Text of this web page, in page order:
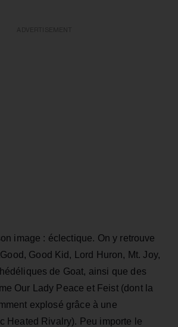
image : éclectique. On y retrouve
Good Kid, Lord Huron, Mt. Joy,
de Goat, ainsi que des
Our Lady Peace et Feist (dont la
explosé grâce à une
Heated Rivalry). Peu importe le